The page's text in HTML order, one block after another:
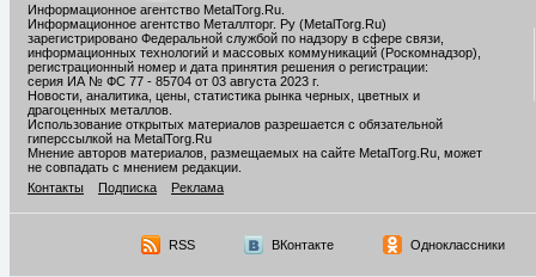
Информационное агентство MetalTorg.Ru
Информационное агентство Металлторг. Ру (MetalTorg.Ru)
зарегистрировано Федеральной службой по надзору в сфере связи,
информационных технологий и массовых коммуникаций (Роскомнадзор),
регистрационный номер и дата принятия решения о регистрации:
серия ИА № ФС 77 - 85704 от 03 августа 2023 г.
Новости, аналитика, цены, статистика рынка черных, цветных и
драгоценных металлов.
Использование открытых материалов разрешается с обязательной
гиперссылкой на MetalTorg.Ru
Мнение авторов материалов, размещаемых на сайте MetalTorg.Ru, может
не совпадать с мнением редакции.
Контакты
Подписка Реклама
RSS ВКонтакте Одноклассники